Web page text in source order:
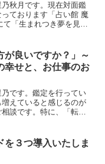
秋月です。現在対面鑑
ております「占い館 魔
「生まれつき夢を見る
とても大好きですし得意
頃...
が良いですか？」～
幸せと、お仕事のお
です。鑑定を行ってい
えていると感じるのが
相談です。特に、「転職
星術界の見解ではごく
ます。占...
を３つ導入いたしま